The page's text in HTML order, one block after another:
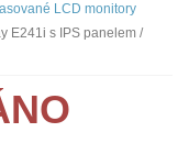
LCD monitory
E241i s IPS panelem /